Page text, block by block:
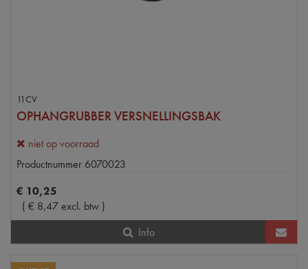
11CV
OPHANGRUBBER VERSNELLINGSBAK
niet op voorraad
Productnummer 6070023
€ 10,25
( € 8,47excl. btw )
Info